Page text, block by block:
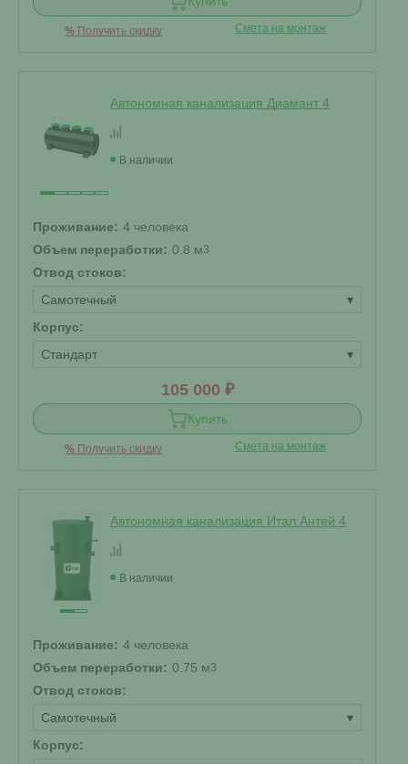
% Получить скидку Смета на монтаж
Автономная канализация Диамант 4
В наличии
Проживание: 4 человека
Объем переработки: 0.8 м3
Отвод стоков:
Самотечный
▾
Корпус:
Стандарт
▾
105 000 ₽
Купить
% Получить скидку Смета на монтаж
Автономная канализация Итал Антей 4
В наличии
Проживание: 4 человека
Объем переработки: 0.75 м3
Отвод стоков:
Самотечный
▾
Корпус: